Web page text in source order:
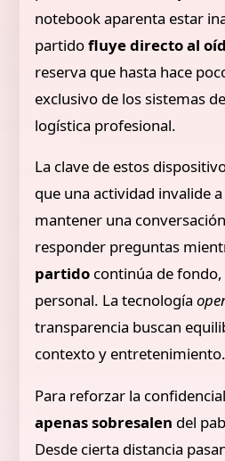
notebook aparenta estar
partidofluye directo al
reserva que hasta hace
exclusivo de los sistemas
logística profesional.
La clave de estos
que una actividad invalide
mantener una
responder preguntas
partido continúa de
personal. La tecnología
transparencia buscan
contexto y entretenimiento.
Para reforzar la
apenas sobresalen del
Desde cierta distancia